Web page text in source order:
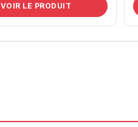
VOIR LE PRODUIT